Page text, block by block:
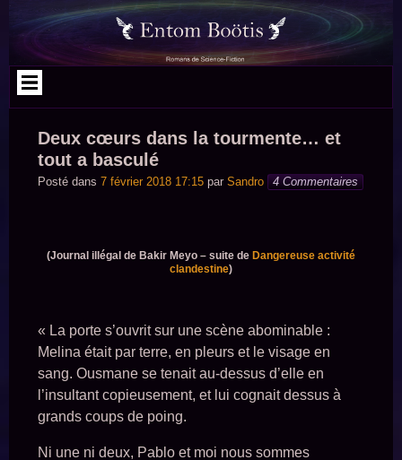
Aller
au
contenu
Deux cœurs dans la tourmente… et
tout a basculé
Posté dans 7 février 2018 17:15 par Sandro 4 Commentaires
(Journal illégal de Bakir Meyo – suite de Dangereuse activité
clandestine)
« La porte s’ouvrit sur une scène abominable :
Melina était par terre, en pleurs et le visage en
sang. Ousmane se tenait au-dessus d’elle en
l’insultant copieusement, et lui cognait dessus à
grands coups de poing.
Ni une ni deux, Pablo et moi nous sommes